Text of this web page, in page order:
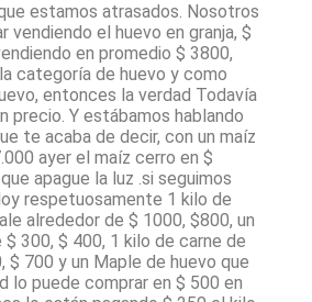
estamos atrasados. Nosotros
vendiendo el huevo en granja, $
en promedio $ 3800,
categoría de huevo y como
entonces la verdad Todavía
precio. Y estábamos hablando
te acaba de decir, con un maíz
ayer el maíz cerro en $
apague la luz .si seguimos
respetuosamente 1 kilo de
alrededor de $ 1000, $800, un
300, $ 400, 1 kilo de carne de
$ 700 y un Maple de huevo que
lo puede comprar en $ 500 en